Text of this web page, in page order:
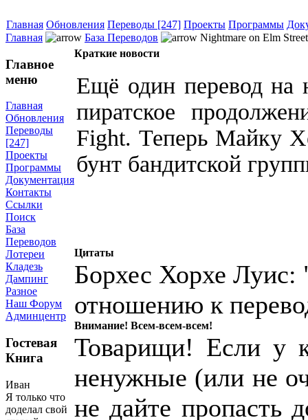
Главная Обновления Переводы [247] Проекты Программы
Главная
База Переводов Nightmare on Elm
Главное
меню
Главная
Обновления
Переводы
[247]
Проекты
Программы
Документация
Контакты
Ссылки
Поиск
База
Переводов
Лотереи
Кладезь
Дампинг
Разное
Наш Форум
Админцентр
Гостевая
Книга
Иван
Я только что
доделал свой
Краткие новости
Ещё один перевод
пиратское
Fight. Теперь Майку
бунт бандитской
Цитаты
Борхес Хорхе Луис:
отношению к
Внимание! Всем-всем-всем!
Товарищи! Если у
ненужные (или не
не дайте пропасть